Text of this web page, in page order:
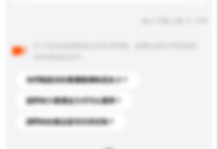
你們能提供的最優惠價格是多少？
請問有什麼運送方式可以選擇？
請問你的產品是否支持定制？